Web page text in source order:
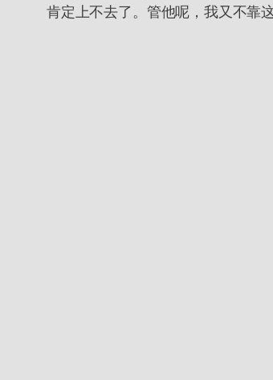
肯定上不去了。管他呢，我又不靠